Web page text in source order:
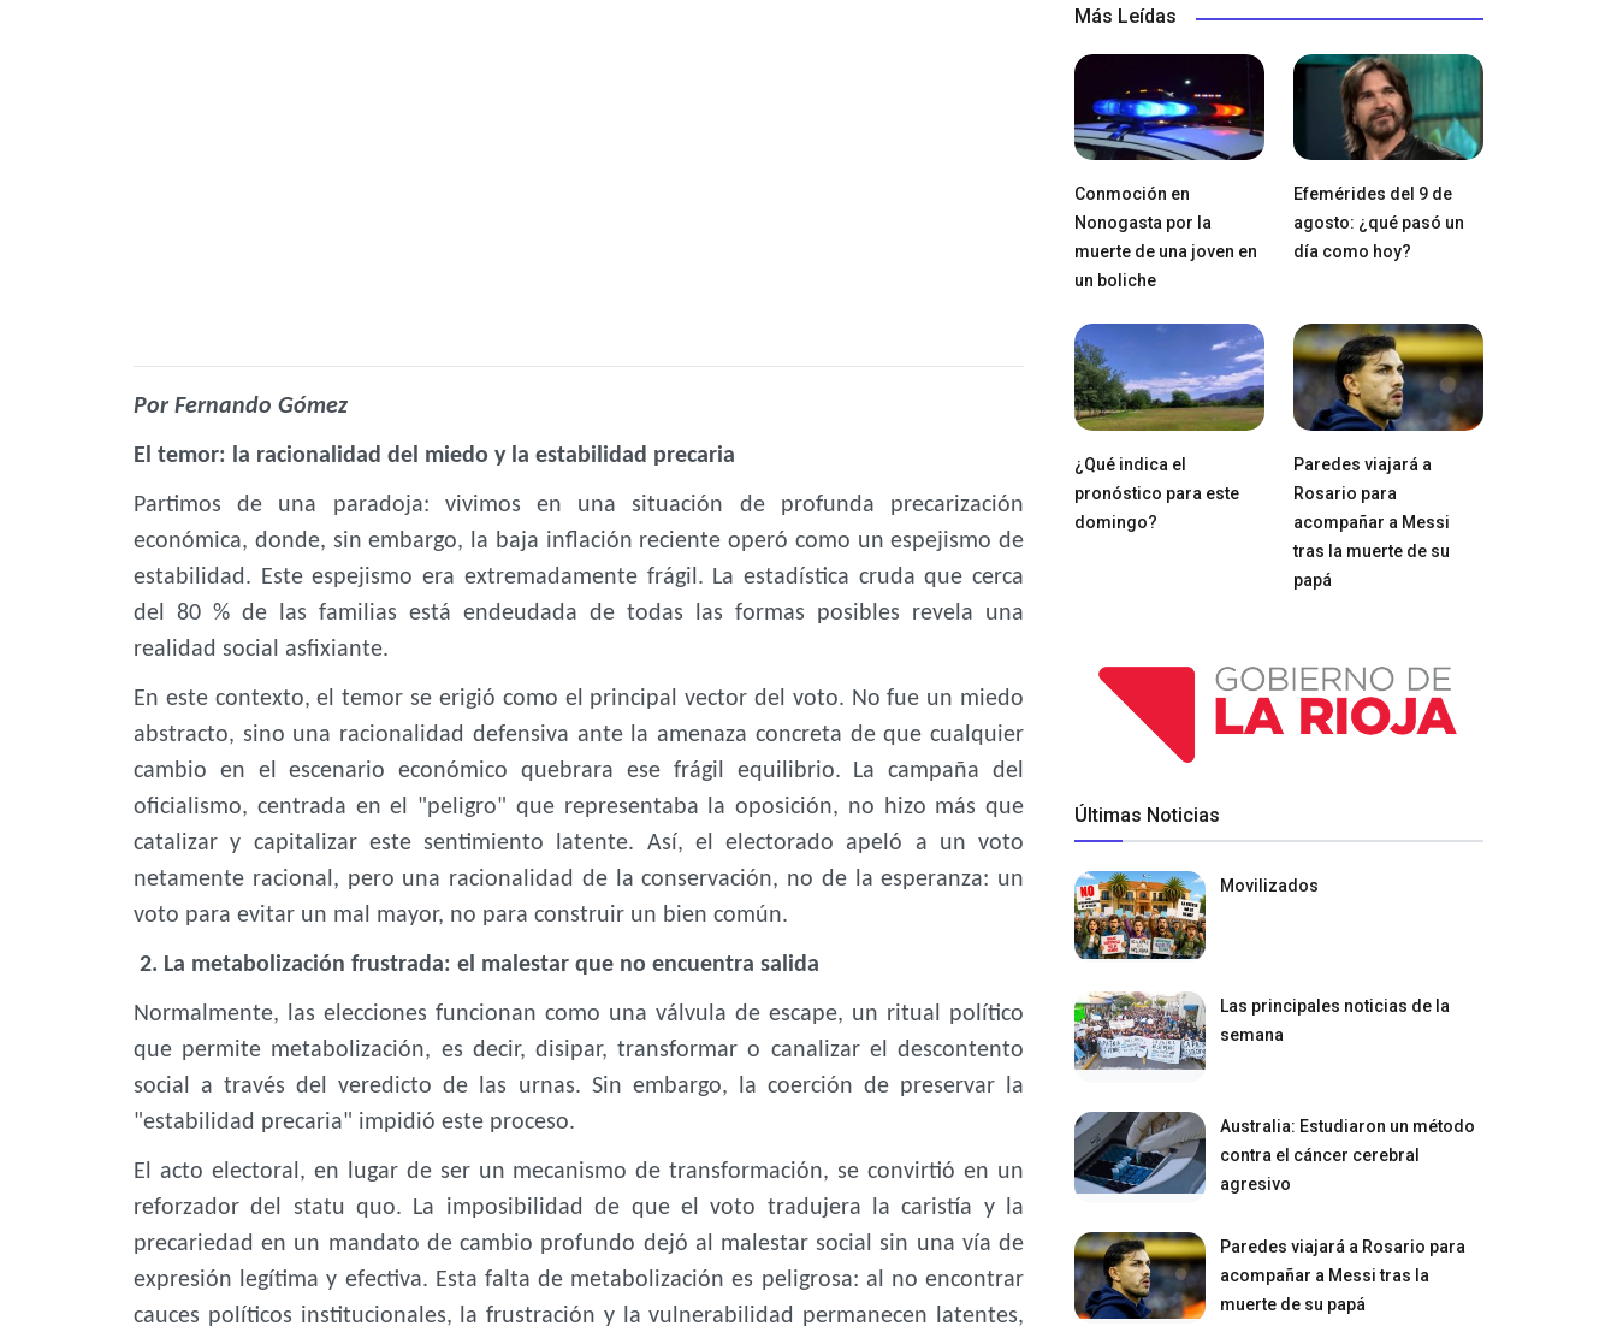
Por Fernando Gómez
El temor: la racionalidad del miedo y la estabilidad precaria
Partimos de una paradoja: vivimos en una situación de profunda precarización
económica, donde, sin embargo, la baja inflación reciente operó como un espejismo de
estabilidad. Este espejismo era extremadamente frágil. La estadística cruda que cerca
del 80 % de las familias está endeudada de todas las formas posibles revela una
realidad social asfixiante.
En este contexto, el temor se erigió como el principal vector del voto. No fue un miedo
abstracto, sino una racionalidad defensiva ante la amenaza concreta de que cualquier
cambio en el escenario económico quebrara ese frágil equilibrio. La campaña del
oficialismo, centrada en el "peligro" que representaba la oposición, no hizo más que
catalizar y capitalizar este sentimiento latente. Así, el electorado apeló a un voto
netamente racional, pero una racionalidad de la conservación, no de la esperanza: un
voto para evitar un mal mayor, no para construir un bien común.
2. La metabolización frustrada: el malestar que no encuentra salida
Normalmente, las elecciones funcionan como una válvula de escape, un ritual político
que permite metabolización, es decir, disipar, transformar o canalizar el descontento
social a través del veredicto de las urnas. Sin embargo, la coerción de preservar la
"estabilidad precaria" impidió este proceso.
El acto electoral, en lugar de ser un mecanismo de transformación, se convirtió en un
reforzador del statu quo. La imposibilidad de que el voto tradujera la caristía y la
precariedad en un mandato de cambio profundo dejó al malestar social sin una vía de
expresión legítima y efectiva. Esta falta de metabolización es peligrosa: al no encontrar
cauces políticos institucionales, la frustración y la vulnerabilidad permanecen latentes,
Más Leídas
Conmoción en
Nonogasta por la
muerte de una joven en
un boliche
Efemérides del 9 de
agosto: ¿qué pasó un
día como hoy?
¿Qué indica el
pronóstico para este
domingo?
Paredes viajará a
Rosario para
acompañar a Messi
tras la muerte de su
papá
Últimas Noticias
Movilizados
Las principales noticias de la
semana
Australia: Estudiaron un método
contra el cáncer cerebral
agresivo
Paredes viajará a Rosario para
acompañar a Messi tras la
muerte de su papá